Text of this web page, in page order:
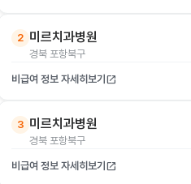
2 미르치과병원
경북 포항북구
비급여 정보 자세히보기 open_in_new
3 미르치과병원
경북 포항북구
비급여 정보 자세히보기 open_in_new